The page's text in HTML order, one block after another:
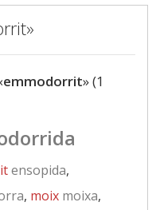
emmodorrit» (1
ensopida,
, moix moixa,